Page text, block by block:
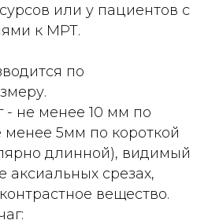
или у пациентов с
к МРТ.
по
- не менее 10 мм по
5мм по короткой
длинной), видимый
аксиальных срезах,
вещество.